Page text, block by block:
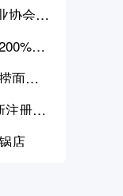
协会称
，
面李
注册相
店